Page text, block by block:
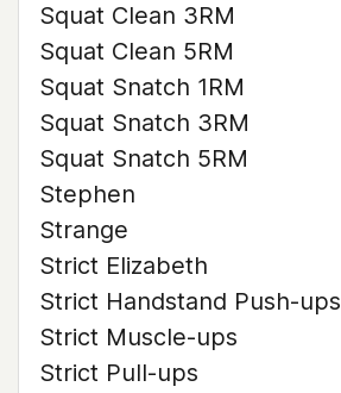
Squat Clean 3RM
Squat Clean 5RM
Squat Snatch 1RM
Squat Snatch 3RM
Squat Snatch 5RM
Stephen
Strange
Strict Elizabeth
Strict Handstand Push-ups
Strict Muscle-ups
Strict Pull-ups